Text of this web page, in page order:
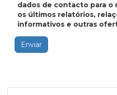
dados de contacto para
os últimos relatórios,
informativos e outras
Enviar